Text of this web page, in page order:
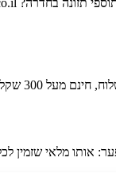
אותו מלאי שזמין